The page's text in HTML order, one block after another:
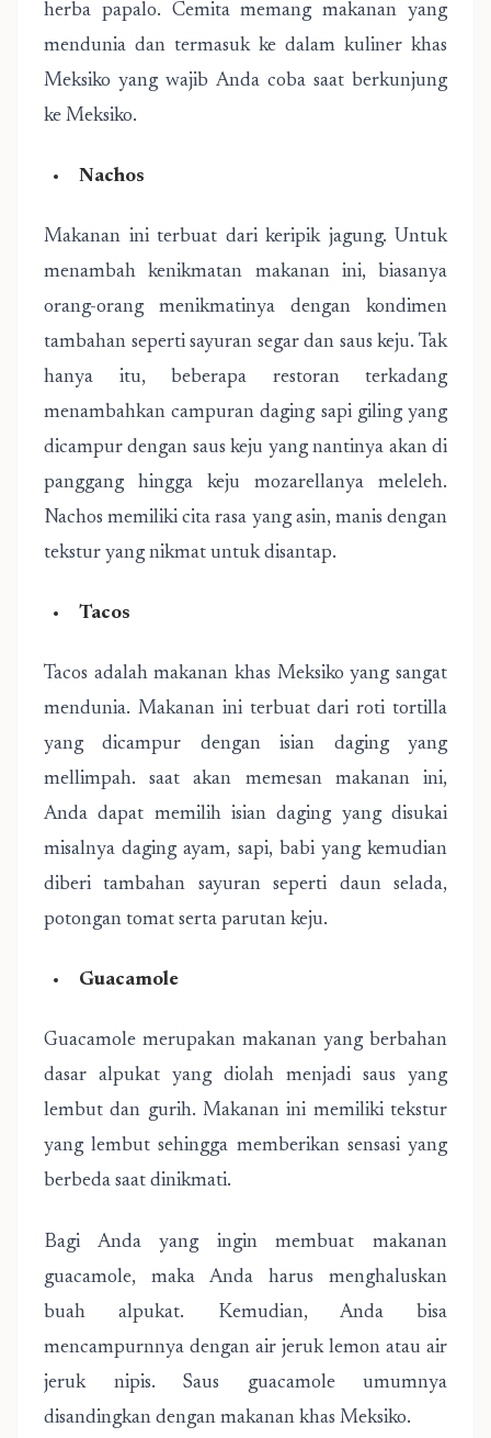
herba papalo. Cemita memang makanan yang
mendunia dan termasuk ke dalam kuliner khas
Meksiko yang wajib Anda coba saat berkunjung
ke Meksiko.
Nachos
Makanan ini terbuat dari keripik jagung. Untuk
menambah kenikmatan makanan ini, biasanya
orang-orang menikmatinya dengan kondimen
tambahan seperti sayuran segar dan saus keju. Tak
hanya itu, beberapa restoran terkadang
menambahkan campuran daging sapi giling yang
dicampur dengan saus keju yang nantinya akan di
panggang hingga keju mozarellanya meleleh.
Nachos memiliki cita rasa yang asin, manis dengan
tekstur yang nikmat untuk disantap.
Tacos
Tacos adalah makanan khas Meksiko yang sangat
mendunia. Makanan ini terbuat dari roti tortilla
yang dicampur dengan isian daging yang
mellimpah. saat akan memesan makanan ini,
Anda dapat memilih isian daging yang disukai
misalnya daging ayam, sapi, babi yang kemudian
diberi tambahan sayuran seperti daun selada,
potongan tomat serta parutan keju.
Guacamole
Guacamole merupakan makanan yang berbahan
dasar alpukat yang diolah menjadi saus yang
lembut dan gurih. Makanan ini memiliki tekstur
yang lembut sehingga memberikan sensasi yang
berbeda saat dinikmati.
Bagi Anda yang ingin membuat makanan
guacamole, maka Anda harus menghaluskan
buah alpukat. Kemudian, Anda bisa
mencampurnnya dengan air jeruk lemon atau air
jeruk nipis. Saus guacamole umumnya
disandingkan dengan makanan khas Meksiko.